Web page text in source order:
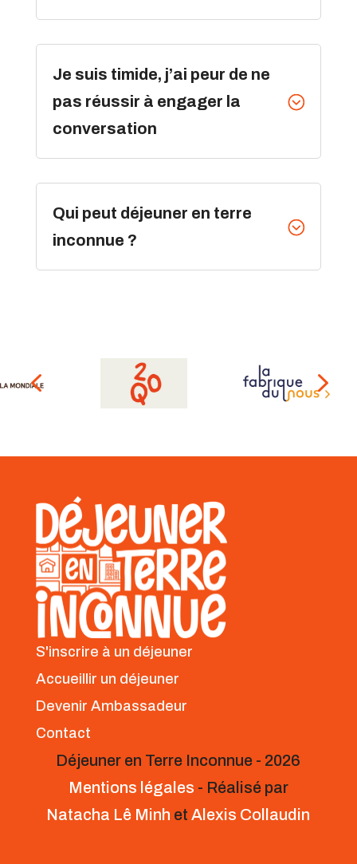
;
Je suis timide, j’ai peur de ne
pas réussir à engager la
conversation
;
Qui peut déjeuner en terre
inconnue ?
4 5
S'inscrire à un déjeuner
Accueillir un déjeuner
Devenir Ambassadeur
Contact
Déjeuner en Terre Inconnue - 2026
Mentions légales - Réalisé par
Natacha Lê Minh etAlexis Collaudin